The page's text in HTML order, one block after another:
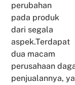
perubahan
pada produk
dari segala
aspek.Terdapat
dua macam
perusahaan
penjualannya,